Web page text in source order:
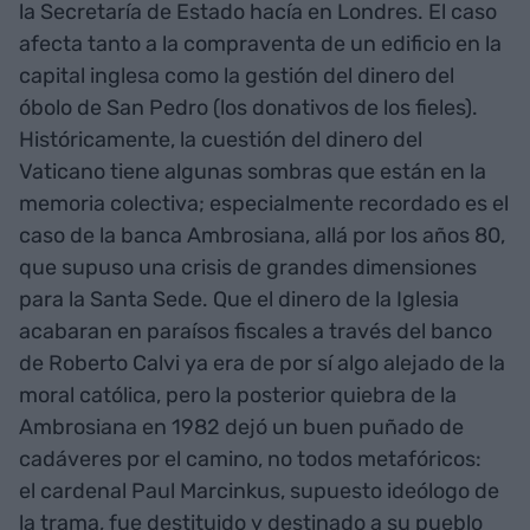
la Secretaría de Estado hacía en Londres. El caso
afecta tanto a la compraventa de un edificio en la
capital inglesa como la gestión del dinero del
óbolo de San Pedro (los donativos de los fieles).
Históricamente, la cuestión del dinero del
Vaticano tiene algunas sombras que están en la
memoria colectiva; especialmente recordado es el
caso de la banca Ambrosiana, allá por los años 80,
que supuso una crisis de grandes dimensiones
para la Santa Sede. Que el dinero de la Iglesia
acabaran en paraísos fiscales a través del banco
de Roberto Calvi ya era de por sí algo alejado de la
moral católica, pero la posterior quiebra de la
Ambrosiana en 1982 dejó un buen puñado de
cadáveres por el camino, no todos metafóricos:
el cardenal Paul Marcinkus, supuesto ideólogo de
la trama, fue destituido y destinado a su pueblo